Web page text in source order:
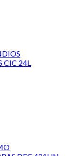
CIC 24L